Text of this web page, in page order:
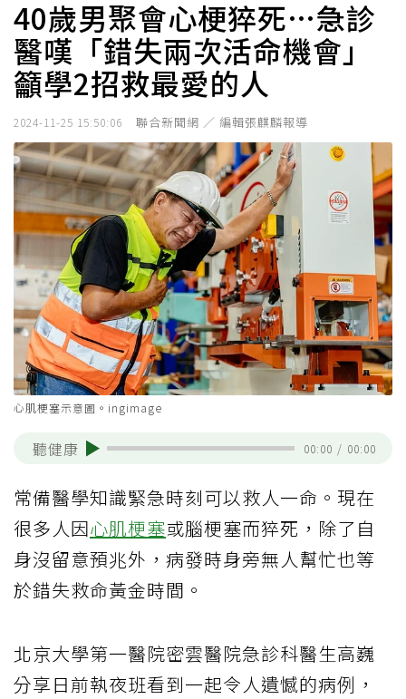
40歲男聚會心梗猝死…急診
醫嘆「錯失兩次活命機會」
籲學2招救最愛的人
2024-11-25 15:50:06 聯合新聞網 ／ 編輯張麒麟報導
心肌梗塞示意圖。ingimage
聽健康 00:00 / 00:00
常備醫學知識緊急時刻可以救人一命。現在
很多人因心肌梗塞或腦梗塞而猝死，除了自
身沒留意預兆外，病發時身旁無人幫忙也等
於錯失救命黃金時間。
北京大學第一醫院密雲醫院急診科醫生高巍
分享日前執夜班看到一起令人遺憾的病例，